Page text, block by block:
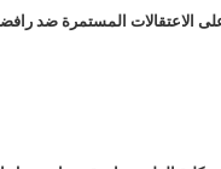
الاعتقالات المستمرة ضد